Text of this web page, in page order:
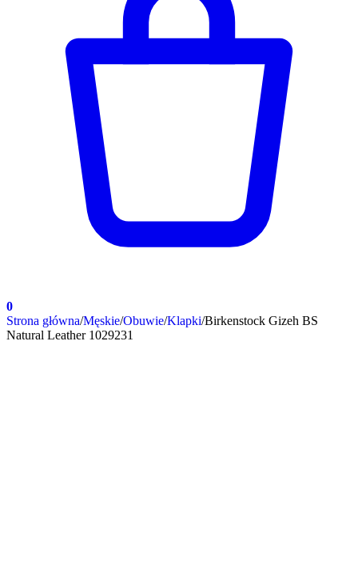
0
Strona główna/Męskie/Obuwie/Klapki/Birkenstock Gizeh BS
Natural Leather 1029231